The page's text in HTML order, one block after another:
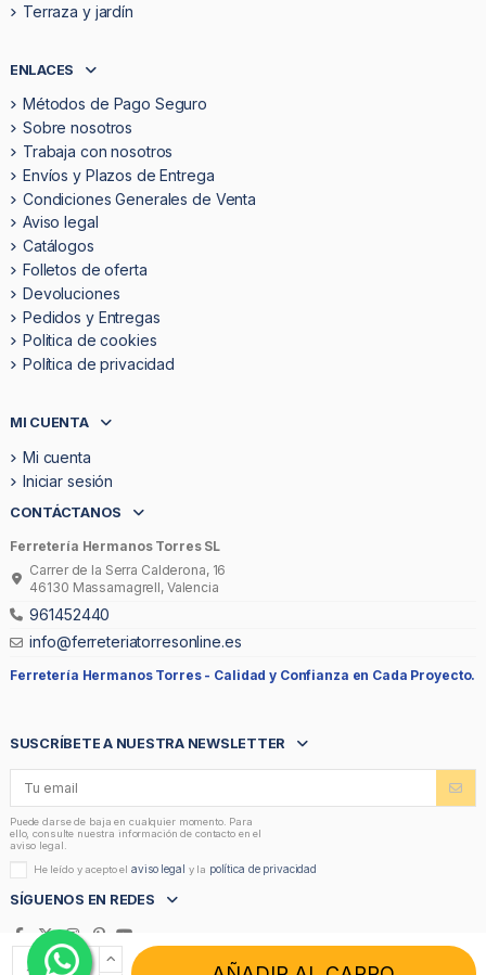
Terraza y jardín
ENLACES
Métodos de Pago Seguro
Sobre nosotros
Trabaja con nosotros
Envíos y Plazos de Entrega
Condiciones Generales de Venta
Aviso legal
Catálogos
Folletos de oferta
Devoluciones
Pedidos y Entregas
Politica de cookies
Política de privacidad
MI CUENTA
Mi cuenta
Iniciar sesión
CONTÁCTANOS
Ferretería Hermanos Torres SL
Carrer de la Serra Calderona, 16
46130 Massamagrell, Valencia
961452440
info@ferreteriatorresonline.es
Ferretería Hermanos Torres - Calidad y Confianza en Cada Proyecto.
SUSCRÍBETE A NUESTRA NEWSLETTER
Puede darse de baja en cualquier momento. Para
ello, consulte nuestra información de contacto en el
aviso legal.
He leído y acepto elaviso legal y la política de privacidad
SÍGUENOS EN REDES